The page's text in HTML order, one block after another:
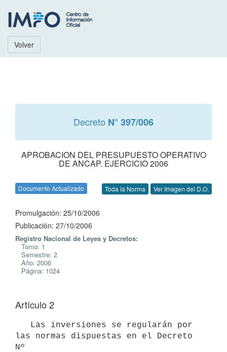
Volver
Decreto N° 397/006
APROBACION DEL PRESUPUESTO OPERATIVO
DE ANCAP. EJERCICIO 2006
Documento Actualizado Toda la Norma Ver Imagen del D.O.
Promulgación: 25/10/2006
Publicación: 27/10/2006
Registro Nacional de Leyes y Decretos:
Tomo: 1
Semestre: 2
Año: 2006
Página: 1024
Artículo 2
las normas dispuestas en el Decreto
Nº